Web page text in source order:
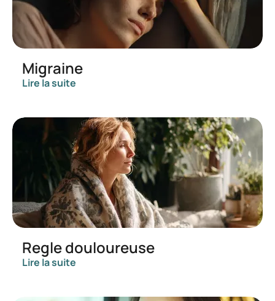
Migraine
Lire la suite
Regle douloureuse
Lire la suite